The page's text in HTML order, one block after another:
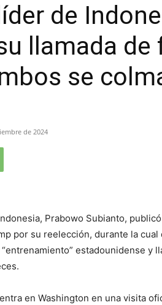
de
llamada
se
de 2024
Prabowo Subianto,
por su reelección, durante la
estadounidense y
en Washington en una visita